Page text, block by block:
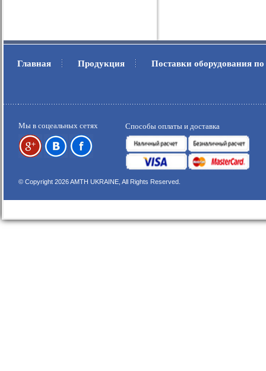
Главная . Продукция . Поставки оборудования
Мы в соцеальных сетях Способы оплаты и доставка
© Copyright 2026 AMTH UKRAINE, All Rights Reserved.